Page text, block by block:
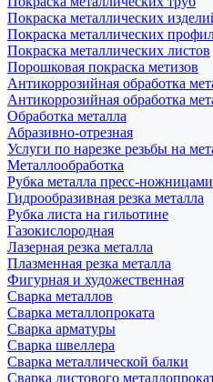
Покраска металлических
Покраска металлических
Покраска металлических листов
Порошковая покраска метизов
Антикоррозийная обработка
Антикоррозийная обработка
Обработка металла
Абразивно-отрезная
Услуги по нарезке резьбы на
Металлообработка
Рубка металла пресс-ножницами
Гидрообразивная резка металла
Рубка листа на гильотине
Газокислородная
Лазерная резка металла
Плазменная резка металла
Фигурная и художественная
Сварка металлов
Сварка металлопроката
Сварка арматуры
Сварка швеллера
Сварка металлической балки
Сварка листового